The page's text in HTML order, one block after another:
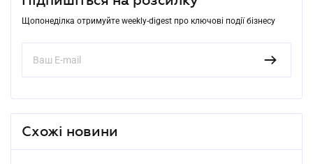
Щопонеділка отримуйте weekly-digest про ключові події бізнесу
Схожі новини